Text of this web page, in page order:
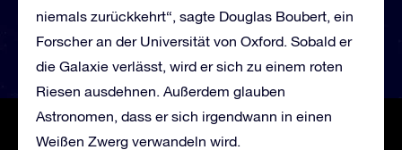
niemals zurückkehrt“, sagte Douglas Boubert, ein
Forscher an der Universität von Oxford. Sobald er
die Galaxie verlässt, wird er sich zu einem roten
Riesen ausdehnen. Außerdem glauben
Astronomen, dass er sich irgendwann in einen
Weißen Zwerg verwandeln wird.